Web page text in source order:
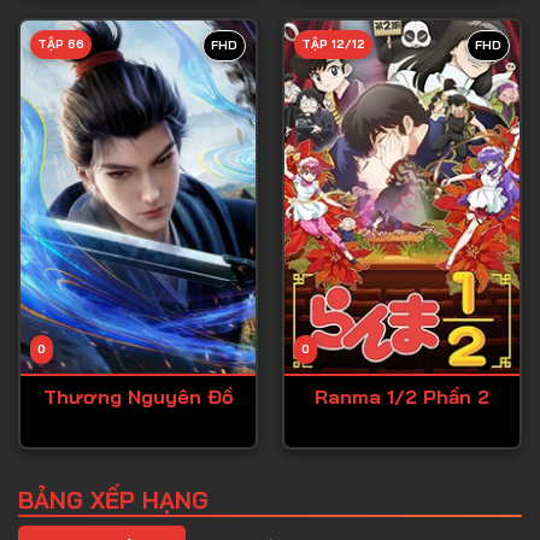
FHD
0
TẬP 66
Thương Nguyên Đồ
FHD
0
TẬP 12/12
Ranma 1/2 Phần 2
BẢNG XẾP HẠNG